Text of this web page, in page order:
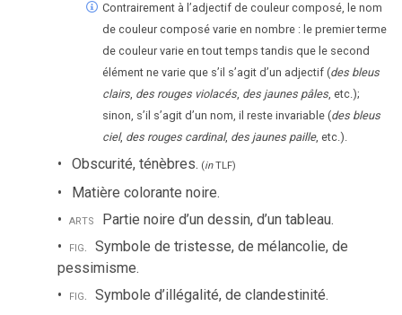
Contrairement à l’adjectif de couleur composé, le nom
de couleur composé varie en nombre : le premier terme
de couleur varie en tout temps tandis que le second
élément ne varie que s’il s’agit d’un adjectif (des bleus
clairs, des rouges violacés, des jaunes pâles, etc.);
sinon, s’il s’agit d’un nom, il reste invariable (des bleus
ciel, des rouges cardinal, des jaunes paille, etc.).
Obscurité, ténèbres. (inTLF)
Matière colorante noire.
arts Partie noire d’un dessin, d’un tableau.
fig. Symbole de tristesse, de mélancolie, de
pessimisme.
fig. Symbole d’illégalité, de clandestinité.